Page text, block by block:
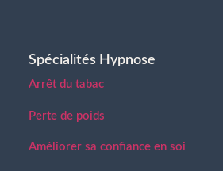
Spécialités Hypnose
Arrêt du tabac
Perte de poids
Améliorer sa confiance en soi